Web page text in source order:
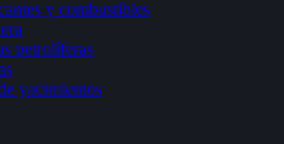
y combustibles
petrolíferas
yacimientos